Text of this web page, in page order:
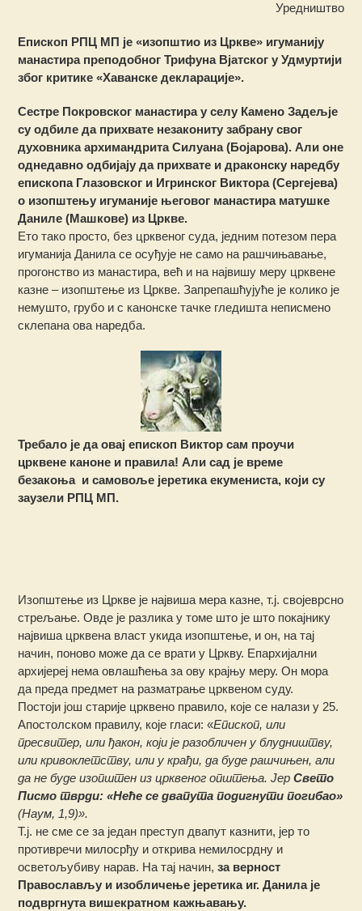
Уредништво
Епископ РПЦ МП је «изопштио из Цркве» игуманију
манастира преподобног Трифуна Вјатског у Удмуртији
због критике «Хаванске декларације».
Сестре Покровског манастира у селу Камено Задељје
су одбиле да прихвате незакониту забрану свог
духовника архимандрита Силуана (Бојарова). Али оне
однедавно одбијају да прихвате и драконску наредбу
епископа Глазовског и Игринског Виктора (Сергејева)
о изопштењу игуманије његовог манастира матушке
Даниле (Машкове) из Цркве.
Ето тако просто, без црквеног суда, једним потезом пера
игуманија Данила се осуђује не само на рашчињавање,
прогонство из манастира, већ и на највишу меру црквене
казне – изопштење из Цркве. Запрепашћујуће је колико је
немушто, грубо и с канонске тачке гледишта неписмено
склепана ова наредба.
Требало је да овај епископ Виктор сам проучи
црквене каноне и правила! Али сад је време
безакоња и самовоље јеретика екумениста, који су
заузели РПЦ МП.
Изопштење из Цркве је највиша мера казне, т.ј. својеврсно
стрељање. Овде је разлика у томе што је што покајнику
највиша црквена власт укида изопштење, и он, на тај
начин, поново може да се врати у Цркву. Епархијални
архијереј нема овлашћења за ову крајњу меру. Он мора
да преда предмет на разматрање црквеном суду.
Постоји још старије црквено правило, које се налази у 25.
Апостолском правилу, које гласи: «Епископ, или
пресвитер, или ђакон, који је разобличен у блудништву,
или кривоклетству, или у крађи, да буде рашчињен, али
да не буде изопштен из црквеног општења. ЈерСвето
Писмо тврди: «Неће се двапута подигнути погибао»
(Наум, 1,9)».
Т.ј. не сме се за један преступ двапут казнити, јер то
противречи милосрђу и открива немилосрдну и
осветољубиву нарав. На тај начин,за верност
Православљу и изобличење јеретика иг. Данила је
подвргнута вишекратном кажњавању.